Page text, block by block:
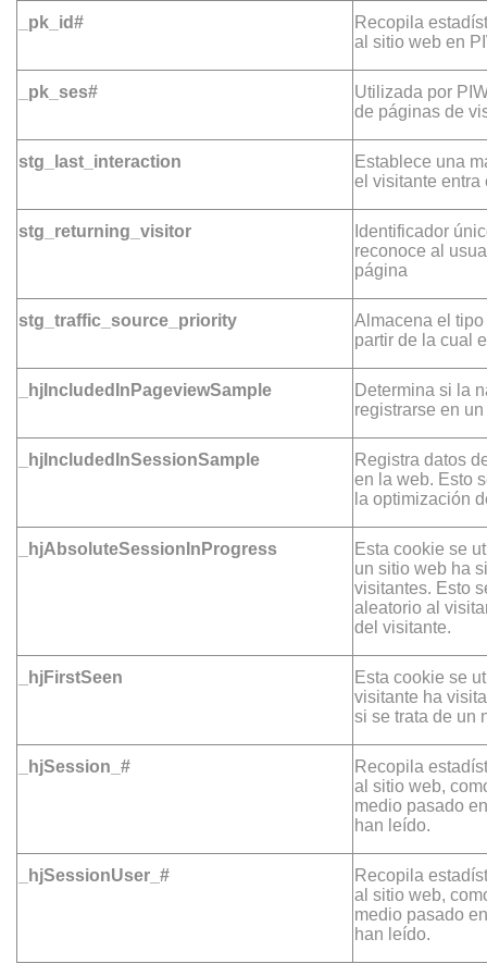
_pk_id#
Recopila
al sitio web en
_pk_ses#
Utilizada por
de páginas de
stg_last_interaction
Establece una
el visitante entra
stg_returning_visitor
Identificador
reconoce al
página
stg_traffic_source_priority
Almacena el
partir de la cual
_hjIncludedInPageviewSample
Determina si la
registrarse en
_hjIncludedInSessionSample
Registra datos
en la web. Esto
la optimización
_hjAbsoluteSessionInProgress
Esta cookie se
un sitio web ha
visitantes. Esto
aleatorio al
del visitante.
_hjFirstSeen
Esta cookie se
visitante ha
si se trata de un
_hjSession_#
Recopila
al sitio web,
medio pasado
han leído.
_hjSessionUser_#
Recopila
al sitio web,
medio pasado
han leído.